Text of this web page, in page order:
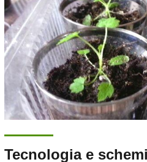
Tecnologia e